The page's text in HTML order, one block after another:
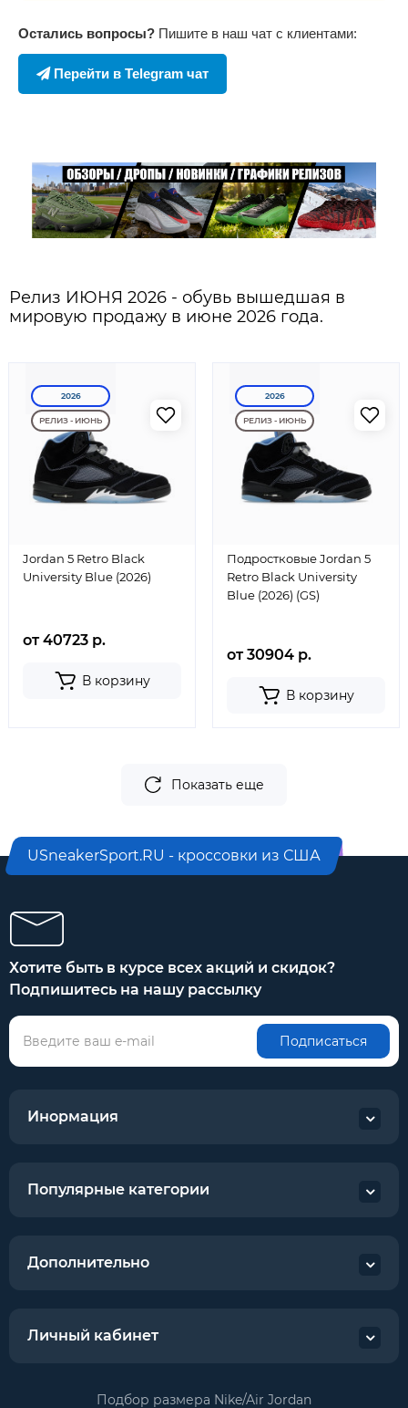
Остались вопросы? Пишите в наш чат с клиентами:
Перейти в Telegram чат
Релиз ИЮНЯ 2026 - обувь вышедшая в
мировую продажу в июне 2026 года.
2026
РЕЛИЗ - ИЮНЬ
Jordan 5 Retro Black
University Blue (2026)
от 40723 р.
В корзину
2026
РЕЛИЗ - ИЮНЬ
Подростковые Jordan 5
Retro Black University
Blue (2026) (GS)
от 30904 р.
В корзину
Показать еще
USneakerSport.RU - кроссовки из США
Хотите быть в курсе всех акций и скидок?
Подпишитесь на нашу рассылку
Подписаться
Инормация
Популярные категории
Дополнительно
Личный кабинет
Подбор размера Nike/Air Jordan